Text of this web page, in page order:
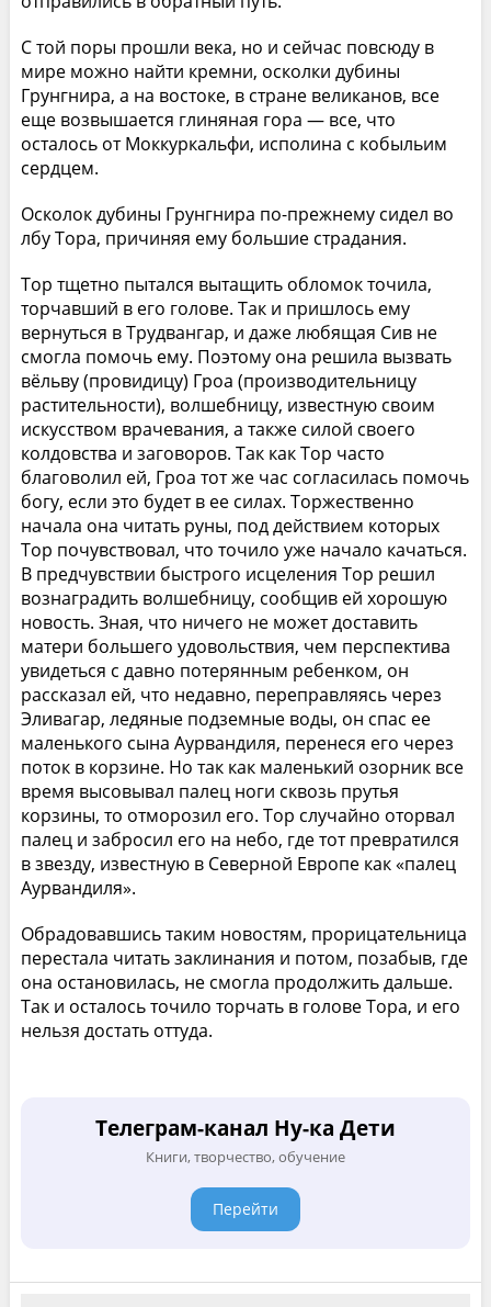
С той поры прошли века, но и сейчас повсюду в
мире можно найти кремни, осколки дубины
Грунгнира, а на востоке, в стране великанов, все
еще возвышается глиняная гора — все, что
осталось от Моккуркальфи, исполина с кобыльим
сердцем.
Осколок дубины Грунгнира по-прежнему сидел во
лбу Тора, причиняя ему большие страдания.
Тор тщетно пытался вытащить обломок точила,
торчавший в его голове. Так и пришлось ему
вернуться в Трудвангар, и даже любящая Сив не
смогла помочь ему. Поэтому она решила вызвать
вёльву (провидицу) Гроа (производительницу
растительности), волшебницу, известную своим
искусством врачевания, а также силой своего
колдовства и заговоров. Так как Тор часто
благоволил ей, Гроа тот же час согласилась помочь
богу, если это будет в ее силах. Торжественно
начала она читать руны, под действием которых
Тор почувствовал, что точило уже начало качаться.
В предчувствии быстрого исцеления Тор решил
вознаградить волшебницу, сообщив ей хорошую
новость. Зная, что ничего не может доставить
матери большего удовольствия, чем перспектива
увидеться с давно потерянным ребенком, он
рассказал ей, что недавно, переправляясь через
Эливагар, ледяные подземные воды, он спас ее
маленького сына Аурвандиля, перенеся его через
поток в корзине. Но так как маленький озорник все
время высовывал палец ноги сквозь прутья
корзины, то отморозил его. Тор случайно оторвал
палец и забросил его на небо, где тот превратился
в звезду, известную в Северной Европе как «палец
Аурвандиля».
Обрадовавшись таким новостям, прорицательница
перестала читать заклинания и потом, позабыв, где
она остановилась, не смогла продолжить дальше.
Так и осталось точило торчать в голове Тора, и его
нельзя достать оттуда.
Телеграм-канал Ну-ка Дети
Книги, творчество, обучение
Перейти